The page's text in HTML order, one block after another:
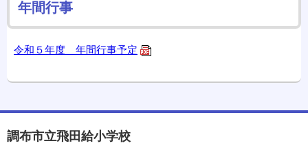
年間行事
令和５年度 年間行事予定
調布市立飛田給小学校